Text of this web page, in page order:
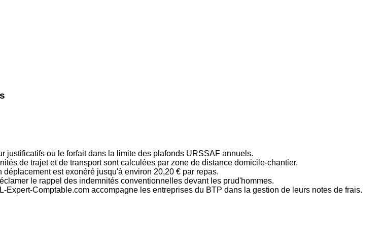
justificatifs ou le forfait dans la limite des plafonds URSSAF annuels.
de trajet et de transport sont calculées par zone de distance domicile-chantier.
déplacement est exonéré jusqu'à environ 20,20 € par repas.
le rappel des indemnités conventionnelles devant les prud'hommes.
Expert-Comptable.com accompagne les entreprises du BTP dans la gestion de leurs notes de frais.